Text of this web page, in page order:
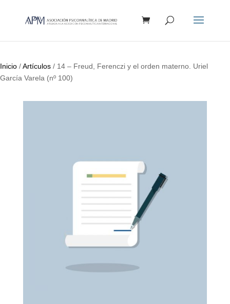
productos
Inicio /Artículos / 14 – Freud, Ferenczi y el orden materno. Uriel
García Varela (nº 100)